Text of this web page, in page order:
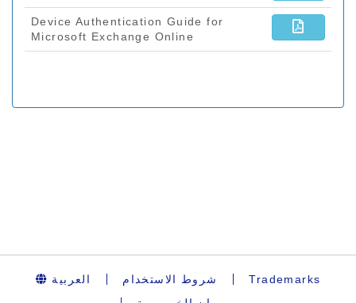
العربية شروط الاستخدام
Trademarks